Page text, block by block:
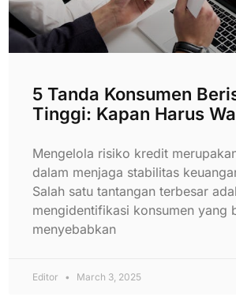
5 Tanda Konsumen
Tinggi: Kapan Harus
Mengelola risiko kredit
dalam menjaga stabilitas
Salah satu tantangan terbesar
mengidentifikasi konsumen yang
menyebabkan
Editor March 3, 2025